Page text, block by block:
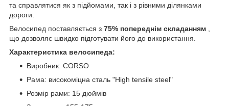
та справлятися як з підйомами, так і з рівними ділянками
дороги.
Велосипед поставляється з 75% попереднім складанням
що дозволяє швидко підготувати його до використання.
Характеристика велосипеда:
Виробник: CORSO
Рама: високоміцна сталь "High tensile steel"
Розмір рами: 15 дюймів